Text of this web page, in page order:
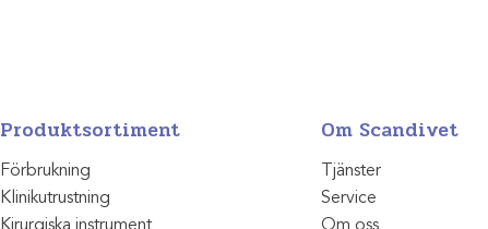
Produktsortiment
Förbrukning
Klinikutrustning
Om Scandivet
Tjänster
Service